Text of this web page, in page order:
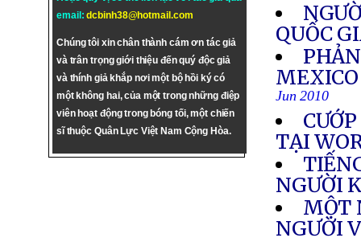
email:dcbinh38@hotmail.com
Chúng tôi xin chân thành cám ơn tác giả
và trân trọng giới thiệu đến quý độc giả
và thính giả khắp nơi một bộ hồi ký có
một không hai, của một trong những điệp
viên hoạt động trong bóng tối, một chiến
sĩ thuộc Quân Lực Việt Nam Cộng Hòa.
QUỐC
Jun 2010
TẠI
NGƯỜI
MỘT
NGƯỜI